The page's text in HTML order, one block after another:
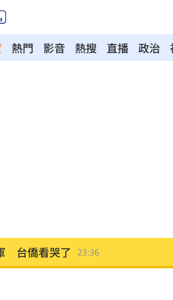
熱門 影音 熱搜 直播 政治
暫停營業 23:34